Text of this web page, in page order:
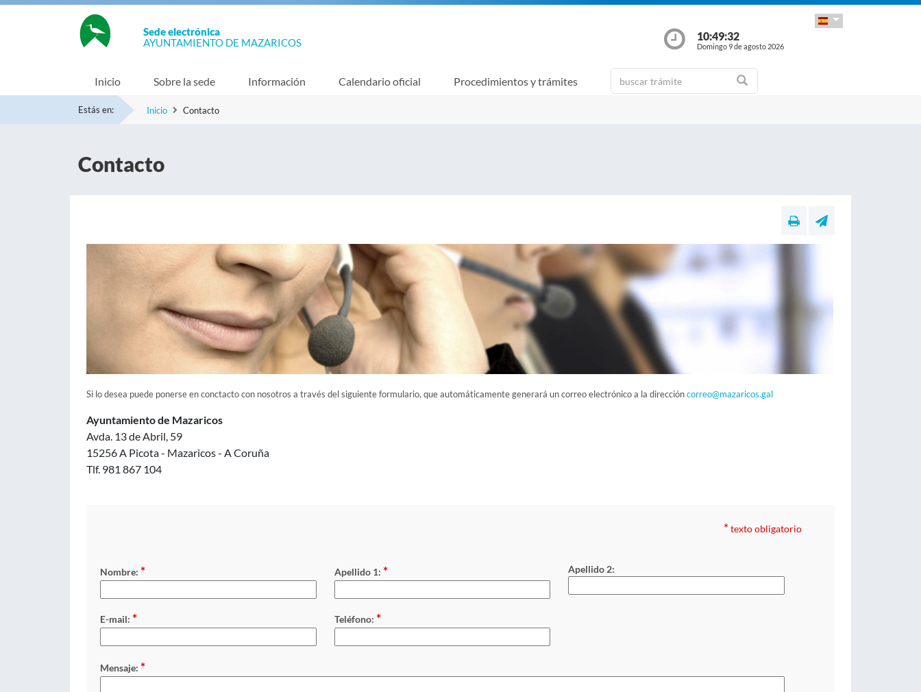
Sede electrónica
AYUNTAMIENTO DE MAZARICOS
10:49:34
Domingo 9 de agosto 2026
Inicio Sobre la sede Información Calendario oficial Procedimientos y trámites
Estás en: Inicio Contacto
Contacto
Si lo desea puede ponerse en conctacto con nosotros a través del siguiente formulario, que automáticamente generará un correo electrónico a la direccióncorreo@mazaricos.gal
Ayuntamiento de Mazaricos
Avda. 13 de Abril, 59
15256 A Picota - Mazaricos - A Coruña
Tlf. 981 867 104
*texto obligatorio
Nombre: * Apellido 1: * Apellido 2:
E-mail: * Teléfono: *
Mensaje: *